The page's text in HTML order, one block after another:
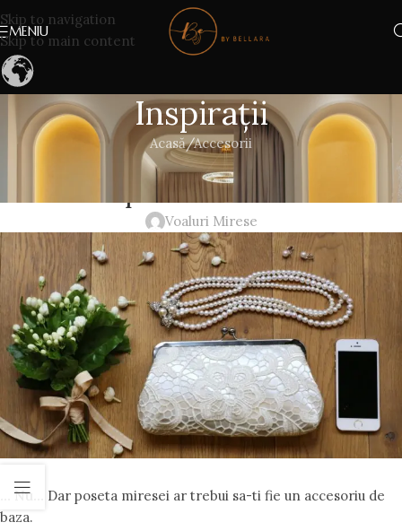
Skip to navigation
Skip to main content
MENIU
Inspirații
Acasă Accesorii
ROCHII DE MIREASĂ
Cu poseta la nunta?
Voaluri Mirese
… Nu…
Dar poseta miresei ar trebui sa-ti fie un accesoriu de
baza.